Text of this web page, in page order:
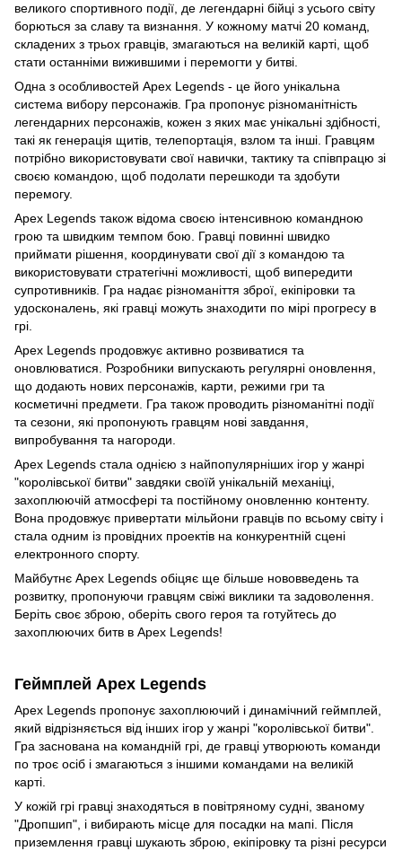
великого спортивного події, де легендарні бійці з усього світу
борються за славу та визнання. У кожному матчі 20 команд,
складених з трьох гравців, змагаються на великій карті, щоб
стати останніми вижившими і перемогти у битві.
Одна з особливостей Apex Legends - це його унікальна
система вибору персонажів. Гра пропонує різноманітність
легендарних персонажів, кожен з яких має унікальні здібності,
такі як генерація щитів, телепортація, взлом та інші. Гравцям
потрібно використовувати свої навички, тактику та співпрацю зі
своєю командою, щоб подолати перешкоди та здобути
перемогу.
Apex Legends також відома своєю інтенсивною командною
грою та швидким темпом бою. Гравці повинні швидко
приймати рішення, координувати свої дії з командою та
використовувати стратегічні можливості, щоб випередити
супротивників. Гра надає різноманіття зброї, екіпіровки та
удосконалень, які гравці можуть знаходити по мірі прогресу в
грі.
Apex Legends продовжує активно розвиватися та
оновлюватися. Розробники випускають регулярні оновлення,
що додають нових персонажів, карти, режими гри та
косметичні предмети. Гра також проводить різноманітні події
та сезони, які пропонують гравцям нові завдання,
випробування та нагороди.
Apex Legends стала однією з найпопулярніших ігор у жанрі
"королівської битви" завдяки своїй унікальній механіці,
захоплюючій атмосфері та постійному оновленню контенту.
Вона продовжує привертати мільйони гравців по всьому світу і
стала одним із провідних проектів на конкурентній сцені
електронного спорту.
Майбутнє Apex Legends обіцяє ще більше нововведень та
розвитку, пропонуючи гравцям свіжі виклики та задоволення.
Беріть своє зброю, оберіть свого героя та готуйтесь до
захоплюючих битв в Apex Legends!
Геймплей Apex Legends
Apex Legends пропонує захоплюючий і динамічний геймплей,
який відрізняється від інших ігор у жанрі "королівської битви".
Гра заснована на командній грі, де гравці утворюють команди
по троє осіб і змагаються з іншими командами на великій
карті.
У кожій грі гравці знаходяться в повітряному судні, званому
"Дропшип", і вибирають місце для посадки на мапі. Після
приземлення гравці шукають зброю, екіпіровку та різні ресурси